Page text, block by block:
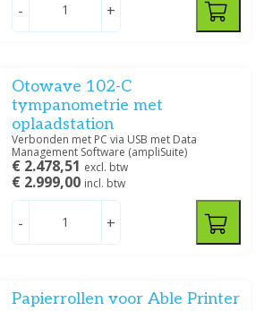
- +
Otowave 102-C
tympanometrie met
oplaadstation
Verbonden met PC via USB met Data
Management Software (ampliSuite)
€ 2.478,51 excl. btw
€ 2.999,00 incl. btw
- +
Papierrollen voor Able Printer